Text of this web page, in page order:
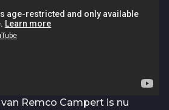
Remco Campert is nu